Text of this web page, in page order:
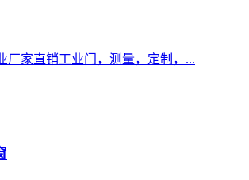
厂家直销工业门，测量，定制，...